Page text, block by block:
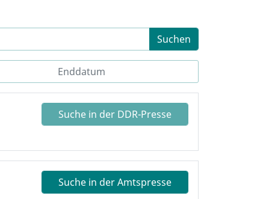
Suchen
Suche in der DDR-Presse
Suche in der Amtspresse